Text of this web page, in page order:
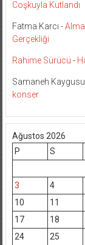
Coşkuyla Kutlandı
Fatma Karcı -
Gerçekliği
Rahime Sürücü -
Samaneh
konser
Ağustos 2026
P
S
3
4
10
11
17
18
24
25